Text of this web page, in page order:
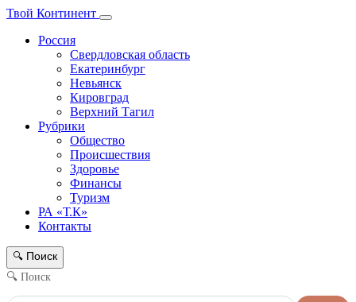
Твой Континент
Россия
Свердловская область
Екатеринбург
Невьянск
Кировград
Верхний Тагил
Рубрики
Общество
Происшествия
Здоровье
Финансы
Туризм
РА «Т.К»
Контакты
🔍 Поиск
🔍 Поиск